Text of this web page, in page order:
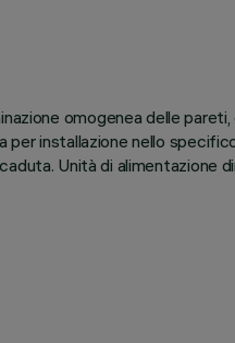
omogenea delle pareti,
per installazione nello
Unità di alimentazione